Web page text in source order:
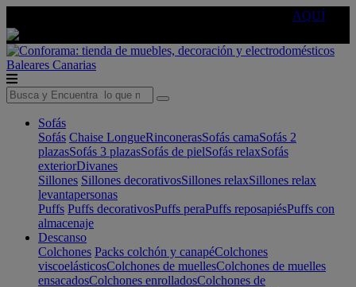
AQUÍ
Baleares Canarias
Sofás
Sofás Chaise LongueRinconerasSofás camaSofás 2
plazasSofás 3 plazasSofás de pielSofás relaxSofás
exteriorDivanes
Sillones Sillones decorativosSillones relaxSillones relax
levantapersonas
Puffs Puffs decorativosPuffs peraPuffs reposapiésPuffs con
almacenaje
Descanso
Colchones Packs colchón y canapéColchones
viscoelásticosColchones de muellesColchones de muelles
ensacadosColchones enrolladosColchones de